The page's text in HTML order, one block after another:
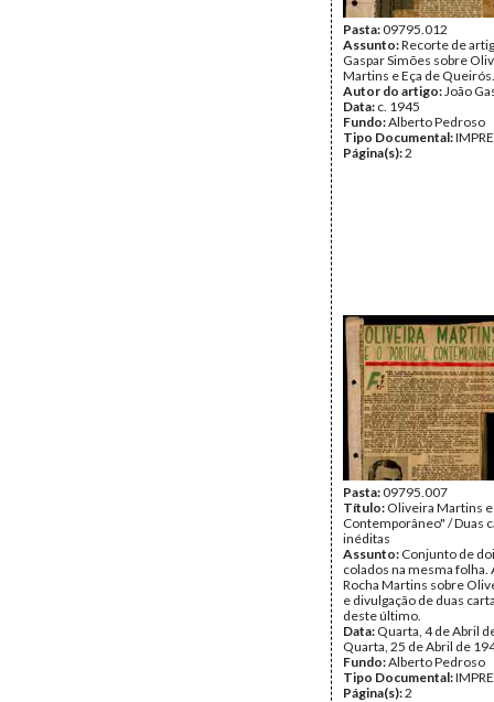
Pasta:09795.012
Assunto:Recorte de
Gaspar Simões sobre
Martins e Eça de
Autor do artigo:João
Data: c. 1945
Fundo:Alberto Pedroso
Tipo Documental:
Página(s):2
Pasta:09795.007
Título: Oliveira Martins
Contemporâneo" / Duas
inéditas
Assunto: Conjunto de
colados na mesma folha.
Rocha Martins sobre
e divulgação de duas
deste último.
Data: Quarta, 4 de Abril
Quarta, 25 de Abril de
Fundo:Alberto Pedroso
Tipo Documental:
Página(s):2